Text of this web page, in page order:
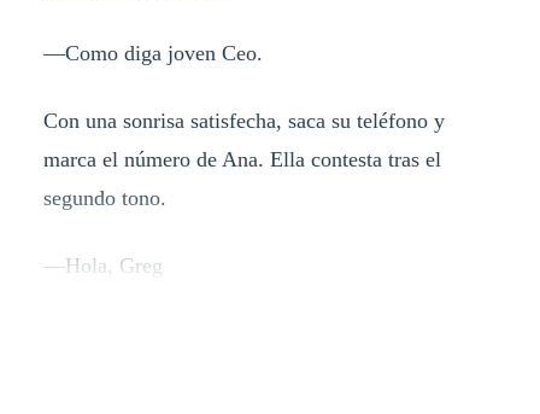
—Como diga joven Ceo.
Con una sonrisa satisfecha, saca su teléfono y
marca el número de Ana. Ella contesta tras el
segundo tono.
—Hola, Greg